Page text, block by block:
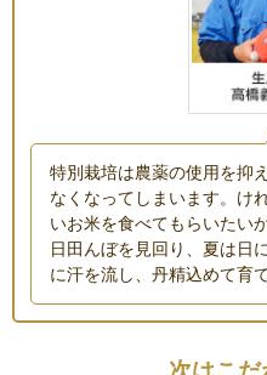
特別栽培は農薬の使用を抑
なくなってしまいます。け
いお米を食べてもらいたい
日田んぼを見回り、夏は日
に汗を流し、丹精込めて育